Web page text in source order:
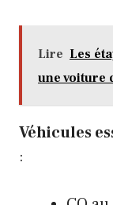
Lire Les
une voiture
Véhicules
: